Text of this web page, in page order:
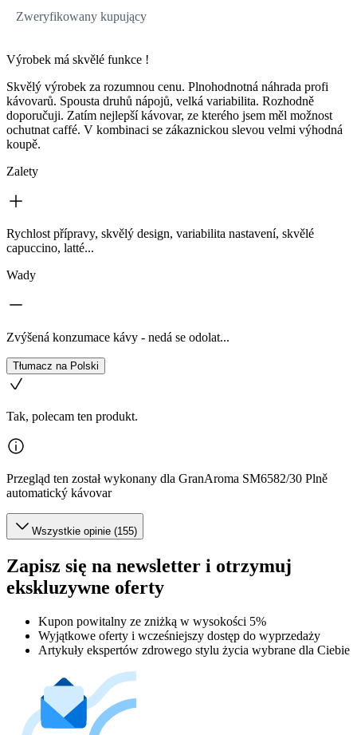
Zweryfikowany kupujący
Výrobek má skvělé funkce !
Skvělý výrobek za rozumnou cenu. Plnohodnotná náhrada profi
kávovarů. Spousta druhů nápojů, velká variabilita. Rozhodně
doporučuji. Zatím nejlepší kávovar, ze kterého jsem měl možnost
ochutnat caffé. V kombinaci se zákaznickou slevou velmi výhodná
koupě.
Zalety
Rychlost přípravy, skvělý design, variabilita nastavení, skvělé
capuccino, latté...
Wady
Zvýšená konzumace kávy - nedá se odolat...
Tłumacz na Polski
Tak, polecam ten produkt.
Przegląd ten został wykonany dla GranAroma SM6582/30 Plně
automatický kávovar
Wszystkie opinie (155)
Zapisz się na newsletter i otrzymuj
ekskluzywne oferty
Kupon powitalny ze zniżką w wysokości 5%
Wyjątkowe oferty i wcześniejszy dostęp do wyprzedaży
Artykuły ekspertów zdrowego stylu życia wybrane dla Ciebie